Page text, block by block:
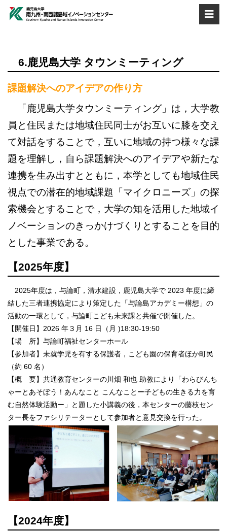
6.鹿児島大学 タウンミーティング
課題解決へのアイデアの作り方
「鹿児島大学タウンミーティング」は，大学教
員と住民または地域住民同士がお互いに膝を交え
て対話をすることで，互いに地域の持つ様々な課
題を理解し，自ら課題解決へのアイデアや新たな
連携を生み出すとともに，本学としても地域住民
視点での潜在的地域課題「マイクロニーズ」の探
索機会とすることで，大学の知を活用した地域イ
ノベーションのきっかけづくりとすることを目的
とした事業である。
【2025年度】
2025年度は，与論町，清水建設，鹿児島大学で 2023 年度に締
結した三者連携協定により策定した「与論島アカデミー構想」の
活動の一環として，与論町こども未来課と共催で開催した。
【開催日】2026 年３月 16 日（月 )18:30-19:50
【場 所】与論町福祉センターホール
【参加者】未就学児を有する保護者，こども園の保育者ほか町民
（約 60 名）
【概 要】共通教育センターの川畑 和也 助教により「わらびんち
ゃーとあそぼう！あんなこと こんなことー子どもの生きる力を育
む自然体験活動ー」と題した小講義の後，本センターの藤枝セン
ター長をファシリテーターとして参加者と意見交換を行った。
【2024年度】